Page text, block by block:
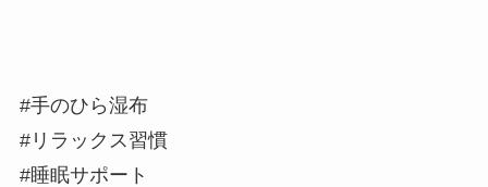
#手のひら湿布
#リラックス習慣
#睡眠サポート